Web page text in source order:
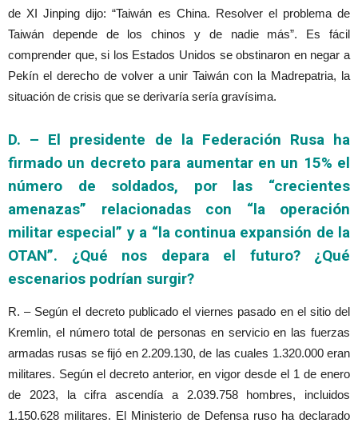
de XI Jinping dijo: “Taiwán es China. Resolver el problema de
Taiwán depende de los chinos y de nadie más”. Es fácil
comprender que, si los Estados Unidos se obstinaron en negar a
Pekín el derecho de volver a unir Taiwán con la Madrepatria, la
situación de crisis que se derivaría sería gravísima.
D. – El presidente de la Federación Rusa ha
firmado un decreto para aumentar en un 15% el
número de soldados, por las “crecientes
amenazas” relacionadas con “la operación
militar especial” y a “la continua expansión de la
OTAN”. ¿Qué nos depara el futuro? ¿Qué
escenarios podrían surgir?
R. – Según el decreto publicado el viernes pasado en el sitio del
Kremlin, el número total de personas en servicio en las fuerzas
armadas rusas se fijó en 2.209.130, de las cuales 1.320.000 eran
militares. Según el decreto anterior, en vigor desde el 1 de enero
de 2023, la cifra ascendía a 2.039.758 hombres, incluidos
1.150.628 militares. El Ministerio de Defensa ruso ha declarado